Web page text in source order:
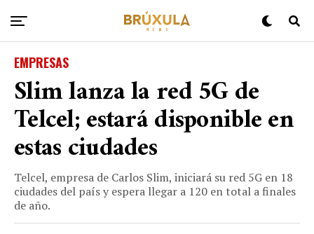
EMPRESAS
Slim lanza la red 5G de
Telcel; estará disponible en
estas ciudades
Telcel, empresa de Carlos Slim, iniciará su red 5G en 18
ciudades del país y espera llegar a 120 en total a finales
de año.